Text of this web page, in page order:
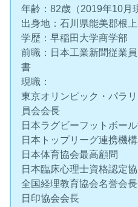
年齢：82歳（2019年10月
出身地：石川県能美郡根上
学歴：早稲田大学商学部
前職：日本工業新聞従業
書
現職：
東京オリンピック・パラ
員会会長
日本ラグビーフットボー
日本トップリーグ連携機
日本体育協会最高顧問
日本臨床心理士資格認定
全国経理教育協会名誉会長
日印協会会長